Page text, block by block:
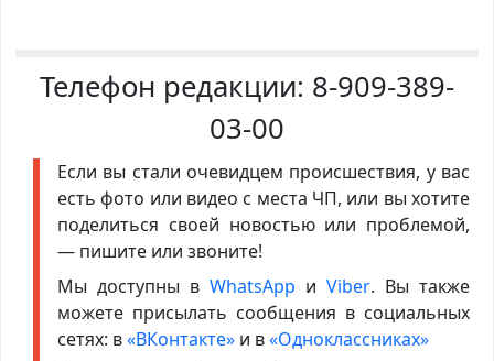
Телефон редакции: 8-909-389-
03-00
Если вы стали очевидцем происшествия, у вас
есть фото или видео с места ЧП, или вы хотите
поделиться своей новостью или проблемой,
— пишите или звоните!
Мы доступны в WhatsApp иViber. Вы также
можете присылать сообщения в социальных
сетях: в«ВКонтакте»и в«Одноклассниках»